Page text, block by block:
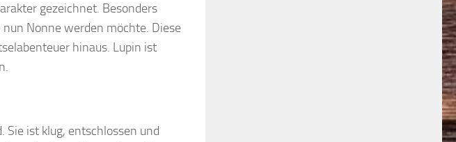
gezeichnet. Besonders
Nonne werden möchte. Diese
hinaus. Lupin ist
ist klug, entschlossen und